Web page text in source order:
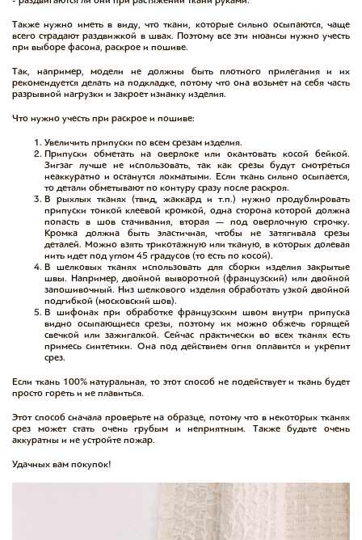
Также нужно иметь в виду, что ткани, которые сильно осыпаются, чаще
всего страдают раздвижкой в швах. Поэтому все эти нюансы нужно учесть
при выборе фасона, раскрое и пошиве.
Так, например, модели не должны быть плотного прилегания и их
рекомендуется делать на подкладке, потому что она возьмет на себя часть
разрывной нагрузки и закроет изнанку изделия.
Что нужно учесть при раскрое и пошиве:
Увеличить припуски по всем срезам изделия.
Припуски обметать на оверлоке или окантовать косой бейкой.
Зигзаг лучше не использовать, так как срезы будут смотреться
неаккуратно и останутся лохматыми. Если ткань сильно осыпается,
то детали обметывают по контуру сразу после раскроя.
В рыхлых тканях (твид, жаккард и т.п.) нужно продублировать
припуски тонкой клеевой кромкой, одна сторона которой должна
попасть в шов стачивания, вторая — под оверлочную строчку.
Кромка должна быть эластичная, чтобы не затягивала срезы
деталей. Можно взять трикотажную или тканую, в которых долевая
нить идет под углом 45 градусов (то есть по косой).
В шелковых тканях использовать для сборки изделия закрытые
швы. Например, двойной выворотной (французский) или двойной
запошивочный. Низ шелкового изделия обработать узкой двойной
подгибкой (московский шов).
В шифонах при обработке французским швом внутри припуска
видно осыпающиеся срезы, поэтому их можно обжечь горящей
свечкой или зажигалкой. Сейчас практически во всех тканях есть
примесь синтетики. Она под действием огня оплавится и укрепит
срез.
Если ткань 100% натуральная, то этот способ не подействует и ткань будет
просто гореть и не плавиться.
Этот способ сначала проверьте на образце, потому что в некоторых тканях
срез может стать очень грубым и неприятным. Также будьте очень
аккуратны и не устройте пожар.
Удачных вам покупок!